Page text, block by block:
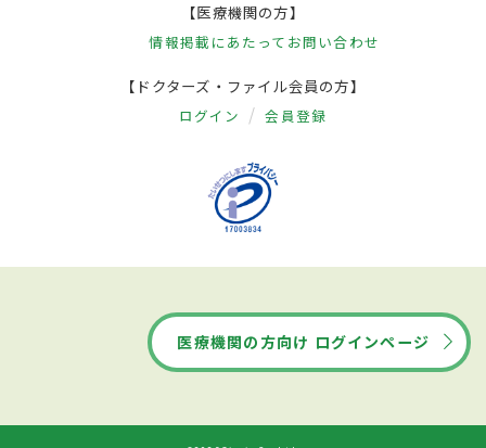
【医療機関の方】
情報掲載にあたって お問い合わせ
【ドクターズ・ファイル会員の方】
ログイン 会員登録
医療機関の方向け ログインページ